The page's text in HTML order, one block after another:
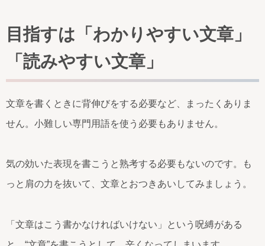
目指すは「わかりやすい文章」
「読みやすい文章」
文章を書くときに背伸びをする必要など、まったくありま
せん。小難しい専門用語を使う必要もありません。
気の効いた表現を書こうと熟考する必要もないのです。も
っと肩の力を抜いて、文章とおつきあいしてみましょう。
「文章はこう書かなければいけない」という呪縛がある